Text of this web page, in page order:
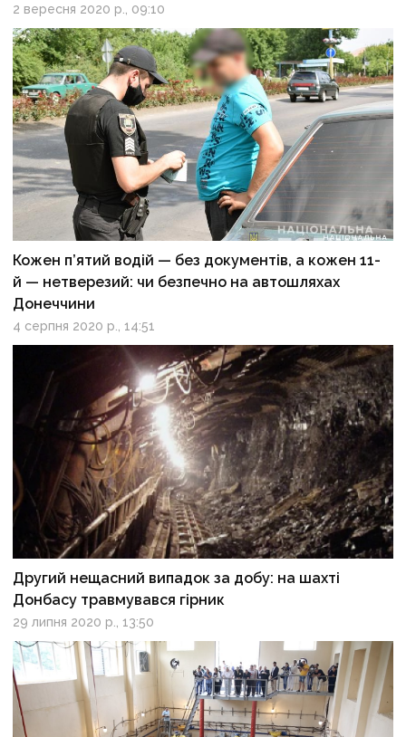
2 вересня 2020 р., 09:10
Кожен п’ятий водій — без документів, а кожен 11-
й — нетверезий: чи безпечно на автошляхах
Донеччини
4 серпня 2020 р., 14:51
Другий нещасний випадок за добу: на шахті
Донбасу травмувався гірник
29 липня 2020 р., 13:50